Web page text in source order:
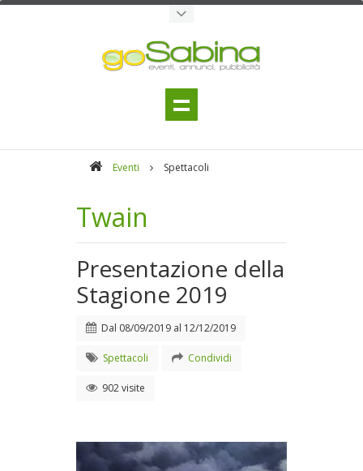
Eventi Spettacoli
Twain
Presentazione della
Stagione 2019
Dal 08/09/2019 al 12/12/2019
Spettacoli Condividi
902 visite